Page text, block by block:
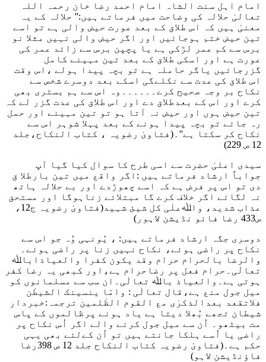
امام اہل سنت الشاہ امام احمد رضا خان رحمہ اللہ
تعالیٰ حلالہ کی وضاحت میں فرماتے ہیں:'' حلالہ کے یہ
معنیٰ ہیں کہ اس طلاق کے بعد عورت حیض والی ہے تو اسے
تین حیض ختم ہوجائیں اور اگر حیض والی نہیں مثلا نو
برس سے کم عمر لڑکی ہے یا پچپن برس سے زائد عمر کی
عورت ہے اور اسکی طلاق کے بعد تین مہینے کامل
گزرجائیں یاگر حاملہ ہے تو بچہ پیدا ہولے ،اس وقت
اس طلاق کی عدت سے نکلےگی اسکے بعد دوسرے شخص سے
نکاح بر وجہ صحیح کرے۔۔۔۔۔۔وہ اس سے ہم بستری بھی
کرے اور اس کے بعدطلاق دے اور اس طلاق کی عدت گزر لے کہ
تین حیض ہوں اور حیض نہ آتا ہو تو تین مہینے اور حمل
رہ جائے تو بچہ پیدا ہونے کے بعد پہلا شوہر اس سے
نکاح کر سکتا ہے''۔(فتاویٰ رضویہ ، کتاب النکاح،جلد
12 ص 229)
سیدی اعلیٰ حضرت سے اسی طرح کا سوال کیا گیا آپ
جواباً ارشاد فرماتے ہیں : اگر واقع میں تین بارطلا ق
دی تو اس پر فرض ہے کہ اسے چھوڑدے اور بے حلالہ ہاتھ
نہ لگائے اگر خلاف کرے گا مبتلائے زناہوگا اور مستحق
عذاب شدید، واﷲعلٰی کل شیئ شہید(
فتاویٰ رضویہ ج12،
ص433 رضا فائو نڈیشن لاہور)
دوسری جگہ ارشاد فرماتے ہیں: ، یُونہی وُہ جو اس سے
نکاح پر راضی ہوئے، نکاح نہیں زنا پر راضی ہوئے۔
والرضا بالحرام حرام وقد یکون کفرا والعیاذاباﷲ
تعالٰی۔حرام فعل پر رضاحرام ہے،اور کبھی یہ رضا کفر
ہوتی ہے۔والعیاذ باﷲ تعالٰی۔ان سب سے مسلمانوں کو
میل جول منع ہے،قال تعالٰی : وامّا ینسینک الشیطٰن
فلاتقعد بعدالذکرٰی مع القوم الظٰلمین ترجمہ:خبردار
شیطان تجھے بُھلا دیتا ہے یاد ہونے پرظالموں کے پاس
مت بیٹھو۔ اُن سے میل جول کرنے والے اگر اُس نکاح پر
راضی یا اُسے ہلکا جانتے ہیں تو اُن کےلئے بھی یہی
حکم ہے۔(فتاویٰ رضویہ کتاب النکاح جلد 12 ص 398رضا
فاؤنڈیشن لاہو)